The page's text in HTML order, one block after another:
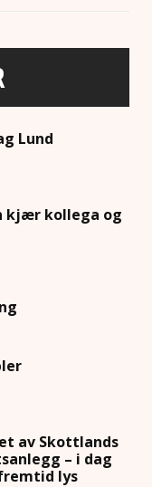
Lund
kjær kollega og
av Skottlands
– i dag
lys